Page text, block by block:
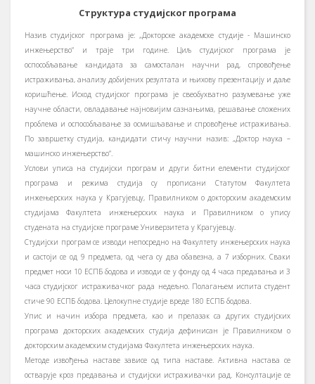
Структура студијског програма
Назив студијског програма је: „Докторске академске студије - Машинско
инжењерство“ и траје три године. Циљ студијског програма је
оспособљавање кандидата за самосталан научни рад, спровођење
истраживања, анализу добијених резултата и њихову презентацију и даље
коришћење. Исход студијског програма је свеобухватно разумевање уже
научне области, овладавање најновијим сазнањима, решавање сложених
проблема и оспособљавање за осмишљавање и спровођење истраживања.
По завршетку студија, кандидати стичу научни назив: „Доктор наука –
машинско инжењерство“.
Услови уписа на студијски програм и други битни елементи студијског
програма и режима студија су прописани Статутом Факултета
инжењерских наука у Крагујевцу, Правилником о докторским академским
студијама Факултета инжењерских наука и Правилником о упису
студената на студијске програме Универзитета у Крагујевцу.
Студијски програм се изводи непосредно на Факултету инжењерских наука
и састоји се од 9 предмета, од чега су два обавезна, а 7 изборних. Сваки
предмет носи 10 ЕСПБ бодова и изводи се у фонду од 4 часа предавања и 3
часа студијског истраживачког рада недељно. Полагањем испита студент
стиче 90 ЕСПБ бодова. Целокупне студије вреде 180 ЕСПБ бодова.
Упис и начин избора предмета, као и прелазак са других студијских
програма докторских академских студија дефинисан је Правилником о
докторским академским студијама Факултета инжењерских наука.
Методе извођења наставе зависе од типа наставе. Активна настава се
остварује кроз предавања и студијски истраживачки рад. Консултације се